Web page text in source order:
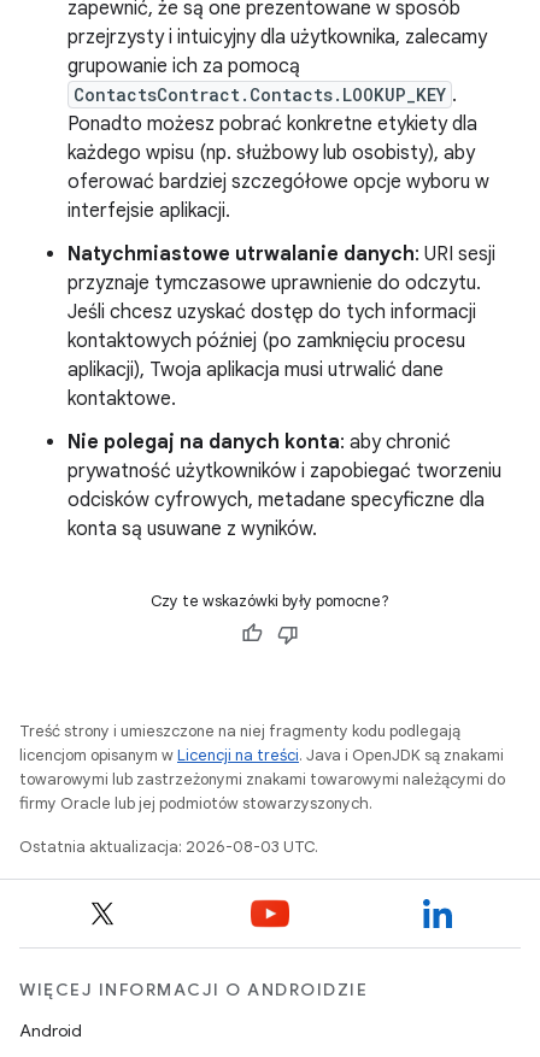
zapewnić, że są one prezentowane w sposób
przejrzysty i intuicyjny dla użytkownika, zalecamy
grupowanie ich za pomocą
ContactsContract.Contacts.LOOKUP_KEY .
Ponadto możesz pobrać konkretne etykiety dla
każdego wpisu (np. służbowy lub osobisty), aby
oferować bardziej szczegółowe opcje wyboru w
interfejsie aplikacji.
Natychmiastowe utrwalanie danych: URI sesji
przyznaje tymczasowe uprawnienie do odczytu.
Jeśli chcesz uzyskać dostęp do tych informacji
kontaktowych później (po zamknięciu procesu
aplikacji), Twoja aplikacja musi utrwalić dane
kontaktowe.
Nie polegaj na danych konta: aby chronić
prywatność użytkowników i zapobiegać tworzeniu
odcisków cyfrowych, metadane specyficzne dla
konta są usuwane z wyników.
Czy te wskazówki były pomocne?
Treść strony i umieszczone na niej fragmenty kodu podlegają
licencjom opisanym wLicencji na treści. Java i OpenJDK są znakami
towarowymi lub zastrzeżonymi znakami towarowymi należącymi do
firmy Oracle lub jej podmiotów stowarzyszonych.
Ostatnia aktualizacja: 2026-08-03 UTC.
WIĘCEJ INFORMACJI O ANDROIDZIE
Android